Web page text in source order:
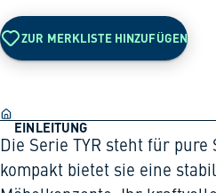
ZUR MERKLISTE HINZUFÜGEN
EINLEITUNG
Die Serie TYR steht für
kompakt bietet sie eine